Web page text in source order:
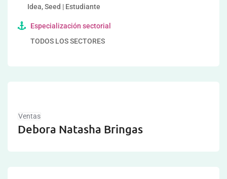
Idea, Seed | Estudiante
Especialización sectorial
TODOS LOS SECTORES
Ventas
Debora Natasha Bringas